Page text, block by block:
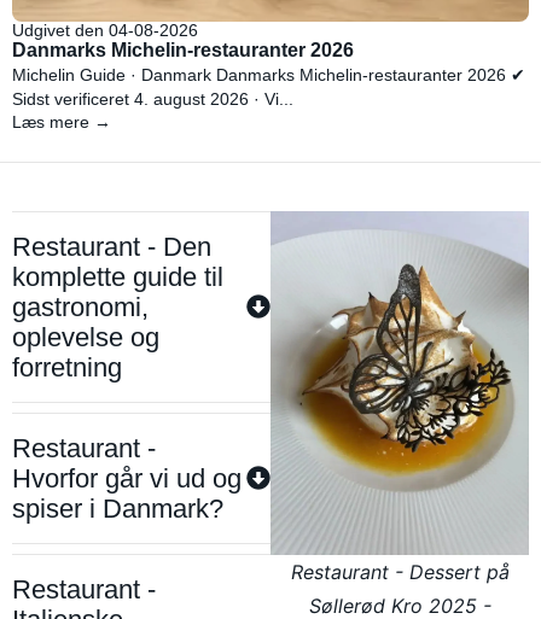
Udgivet den 04-08-2026
Danmarks Michelin-restauranter 2026
Michelin Guide · Danmark Danmarks Michelin-restauranter 2026 ✔
Sidst verificeret 4. august 2026 · Vi...
Læs mere →
Restaurant - Den
komplette guide til
gastronomi,
oplevelse og
forretning
Restaurant -
Hvorfor går vi ud og
spiser i Danmark?
Restaurant -
Restaurant - Dessert på
Søllerød Kro 2025 -